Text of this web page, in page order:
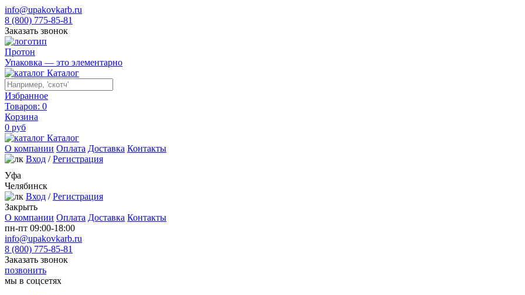
info@upakovkarb.ru
8 (800) 775-85-81
Заказать звонок
Протон
Упаковка — это элементарно
Каталог
Избранное
Товаров: 0
Корзина
0 руб
Каталог
О компании Оплата Доставка Контакты
Вход / Регистрация
Уфа
Челябинск
Вход / Регистрация
Закрыть
О компании Оплата Доставка Контакты
пн-пт 09:00-18:00
info@upakovkarb.ru
8 (800) 775-85-81
Заказать звонок
позвонить
мы в соцсетях